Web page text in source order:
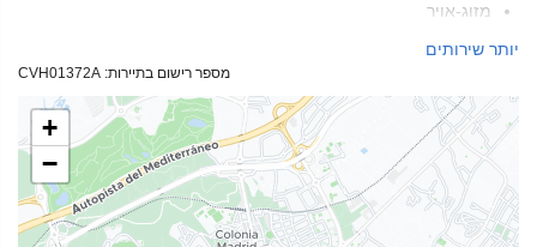
מזוג-אויר
חימום
מול הים
למבוגרים בלבד
אנשים עם ניידות מוגבלת
חדרים ללא לעשן
יותר שירותים
מספר רישום בתיירות: CVH01372A
+
−